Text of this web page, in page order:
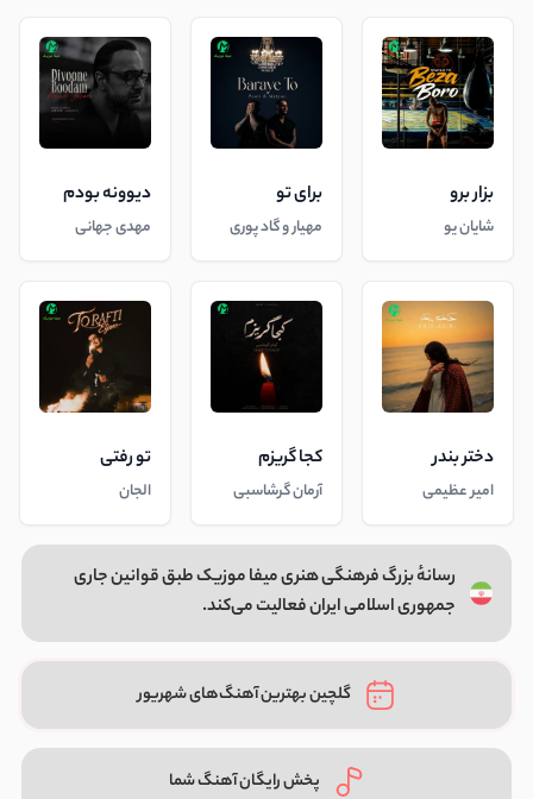
بزار برو
شایان یو
برای تو
مهیار و گاد پوری
دیوونه بودم
مهدی جهانی
دختر بندر
امیر عظیمی
کجا گریزم
آرمان گرشاسبی
تو رفتی
الجان
رسانهٔ بزرگ فرهنگی هنری میفا موزیک طبق قوانین جاری
جمهوری اسلامی ایران فعالیت می‌کند.
گلچین بهترین آهنگ‌های شهریور
پخش رایگان آهنگ شما